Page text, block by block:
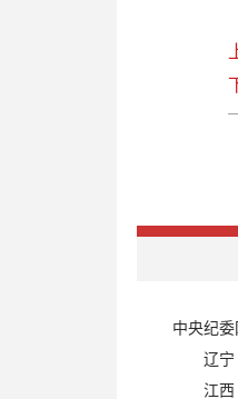
中央纪
辽宁
江西